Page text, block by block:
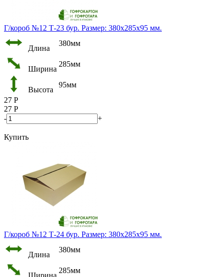
Г/короб №12 Т-23 бур. Размер: 380х285х95 мм.
Длина
380мм
Ширина
285мм
Высота
95мм
27 Р
27 Р
-
+
Купить
Г/короб №12 Т-24 бур. Размер: 380х285х95 мм.
Длина
380мм
Ширина
285мм